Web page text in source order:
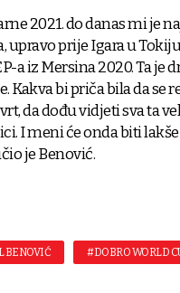
2021. do danas mi je
prije Igara u
a iz Mersina 2020. Ta je
Kakva bi priča bila da se
da dođu vidjeti sva ta
I meni će onda biti
je Benović.
BENOVIĆ #DOBRO WORLD